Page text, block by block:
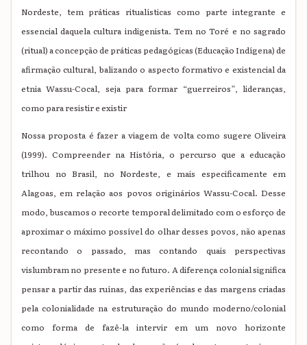
Nordeste, tem práticas ritualísticas como parte integrante e
essencial daquela cultura indigenista. Tem no Toré e no sagrado
(ritual) a concepção de práticas pedagógicas (Educação Indígena) de
afirmação cultural, balizando o aspecto formativo e existencial da
etnia Wassu-Cocal, seja para formar “guerreiros”, lideranças,
como para resistir e existir
Nossa proposta é fazer a viagem de volta como sugere Oliveira
(1999). Compreender na História, o percurso que a educação
trilhou no Brasil, no Nordeste, e mais especificamente em
Alagoas, em relação aos povos originários Wassu-Cocal. Desse
modo, buscamos o recorte temporal delimitado com o esforço de
aproximar o máximo possível do olhar desses povos, não apenas
recontando o passado, mas contando quais perspectivas
vislumbram no presente e no futuro. A diferença colonial significa
pensar a partir das ruínas, das experiências e das margens criadas
pela colonialidade na estruturação do mundo moderno/colonial
como forma de fazê-la intervir em um novo horizonte